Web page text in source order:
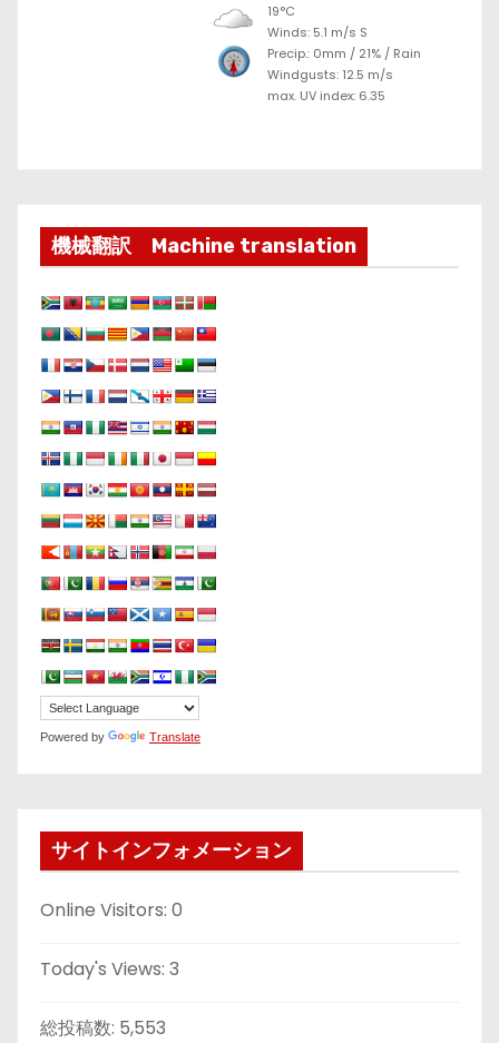
19°C
Winds: 5.1 m/s S
Precip.: 0mm / 21% / Rain
Windgusts: 12.5 m/s
max. UV index: 6.35
機械翻訳 Machine translation
Powered by Translate
サイトインフォメーション
Online Visitors: 0
Today's Views: 3
総投稿数: 5,553